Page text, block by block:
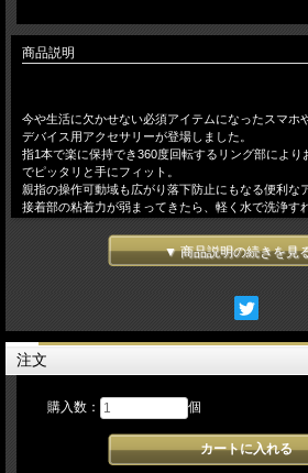
商品説明
今や生活に欠かせない必須アイテムになったスマホ
デバイス用アクセサリーが登場しました。
指1本で楽に保持でき360度回転するリング部により
でピッタリと手にフィット。
親指の操作可動域も広がり落下防止にもなる便利な
接着部の粘着力が弱まってきたら、軽く水で洗浄す
まだスマホリングを使ったことのない方は、この機
※本製品の使用による端末の破損や損傷については
【素 材】 本体：ポリカーボネイト（クリア）、
鉛合金、マット加工
リング部： Ｗ２８ｍｍ×Ｈ２９．５ｍｍ×
【耐久重量】 ８ｋｇ
※iPhone8、iPhone8Plus、iPhone?に装着されるお
▼ 商品説明の続きを見
注文
購入数： 個